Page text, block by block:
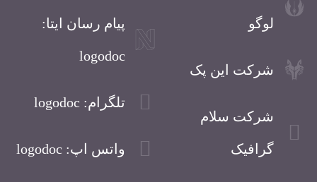
لوگو
شرکت این پک
شرکت سلام
گرافیک
پیام رسان ایتا:
logodoc
تلگرام: logodoc
واتس اپ: logodoc